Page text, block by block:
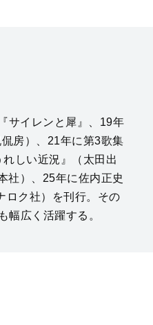
サイレンと犀』、19年
房）、21年に第3歌集
しい近況』（太田出
社）、25年に佐内正史
ロク社）を刊行。その
幅広く活躍する。